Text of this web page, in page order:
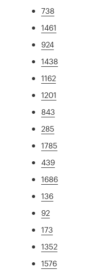
738
1461
924
1438
1162
1201
843
285
1785
439
1686
136
92
173
1352
1576